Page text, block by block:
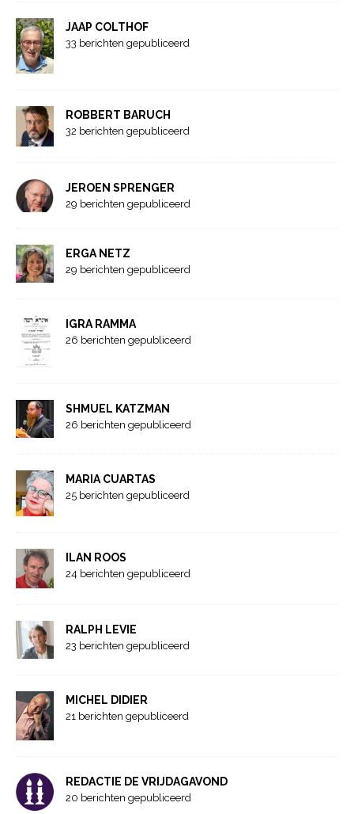
JAAP COLTHOF
33 berichten gepubliceerd
ROBBERT BARUCH
32 berichten gepubliceerd
JEROEN SPRENGER
29 berichten gepubliceerd
ERGA NETZ
29 berichten gepubliceerd
IGRA RAMMA
26 berichten gepubliceerd
SHMUEL KATZMAN
26 berichten gepubliceerd
MARIA CUARTAS
25 berichten gepubliceerd
ILAN ROOS
24 berichten gepubliceerd
RALPH LEVIE
23 berichten gepubliceerd
MICHEL DIDIER
21 berichten gepubliceerd
REDACTIE DE VRIJDAGAVOND
20 berichten gepubliceerd